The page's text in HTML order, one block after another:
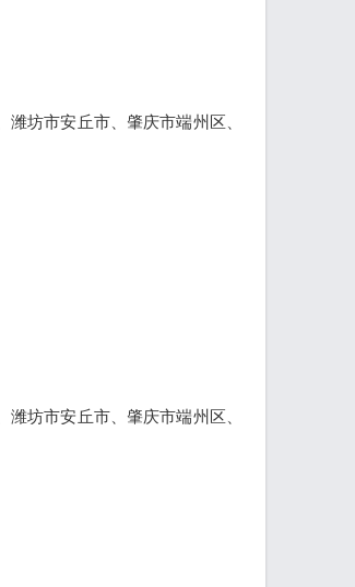
坊市安丘市、肇庆市端州区、
坊市安丘市、肇庆市端州区、